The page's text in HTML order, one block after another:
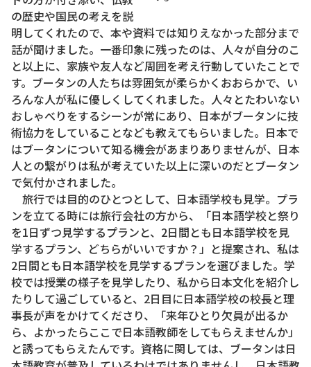
の歴史や国民の考えを説
明してくれたので、本や資料では知りえなかった部分まで
話が聞けました。一番印象に残ったのは、人々が自分のこ
と以上に、家族や友人など周囲を考え行動していたことで
す。ブータンの人たちは雰囲気が柔らかくおおらかで、い
ろんな人が私に優しくしてくれました。人々とたわいない
おしゃべりをするシーンが常にあり、日本がブータンに技
術協力をしていることなども教えてもらいました。日本で
はブータンについて知る機会があまりありませんが、日本
人との繋がりは私が考えていた以上に深いのだとブータン
で気付かされました。
旅行では目的のひとつとして、日本語学校も見学。プラ
ンを立てる時には旅行会社の方から、「日本語学校と祭り
を1日ずつ見学するプランと、2日間とも日本語学校を見
学するプラン、どちらがいいですか？」と提案され、私は
2日間とも日本語学校を見学するプランを選びました。学
校では授業の様子を見学したり、私から日本文化を紹介し
たりして過ごしていると、2日目に日本語学校の校長と理
事長が声をかけてくださり、「来年ひとり欠員が出るか
ら、よかったらここで日本語教師をしてもらえませんか」
と誘ってもらえたんです。資格に関しては、ブータンは日